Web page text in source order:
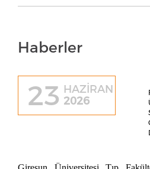
Haberler
23 HAZİRAN
2026